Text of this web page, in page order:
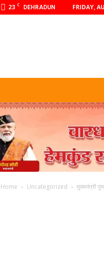
23 C DEHRADUN FRIDAY,
Home Uncategorized मुख्यमंत्री